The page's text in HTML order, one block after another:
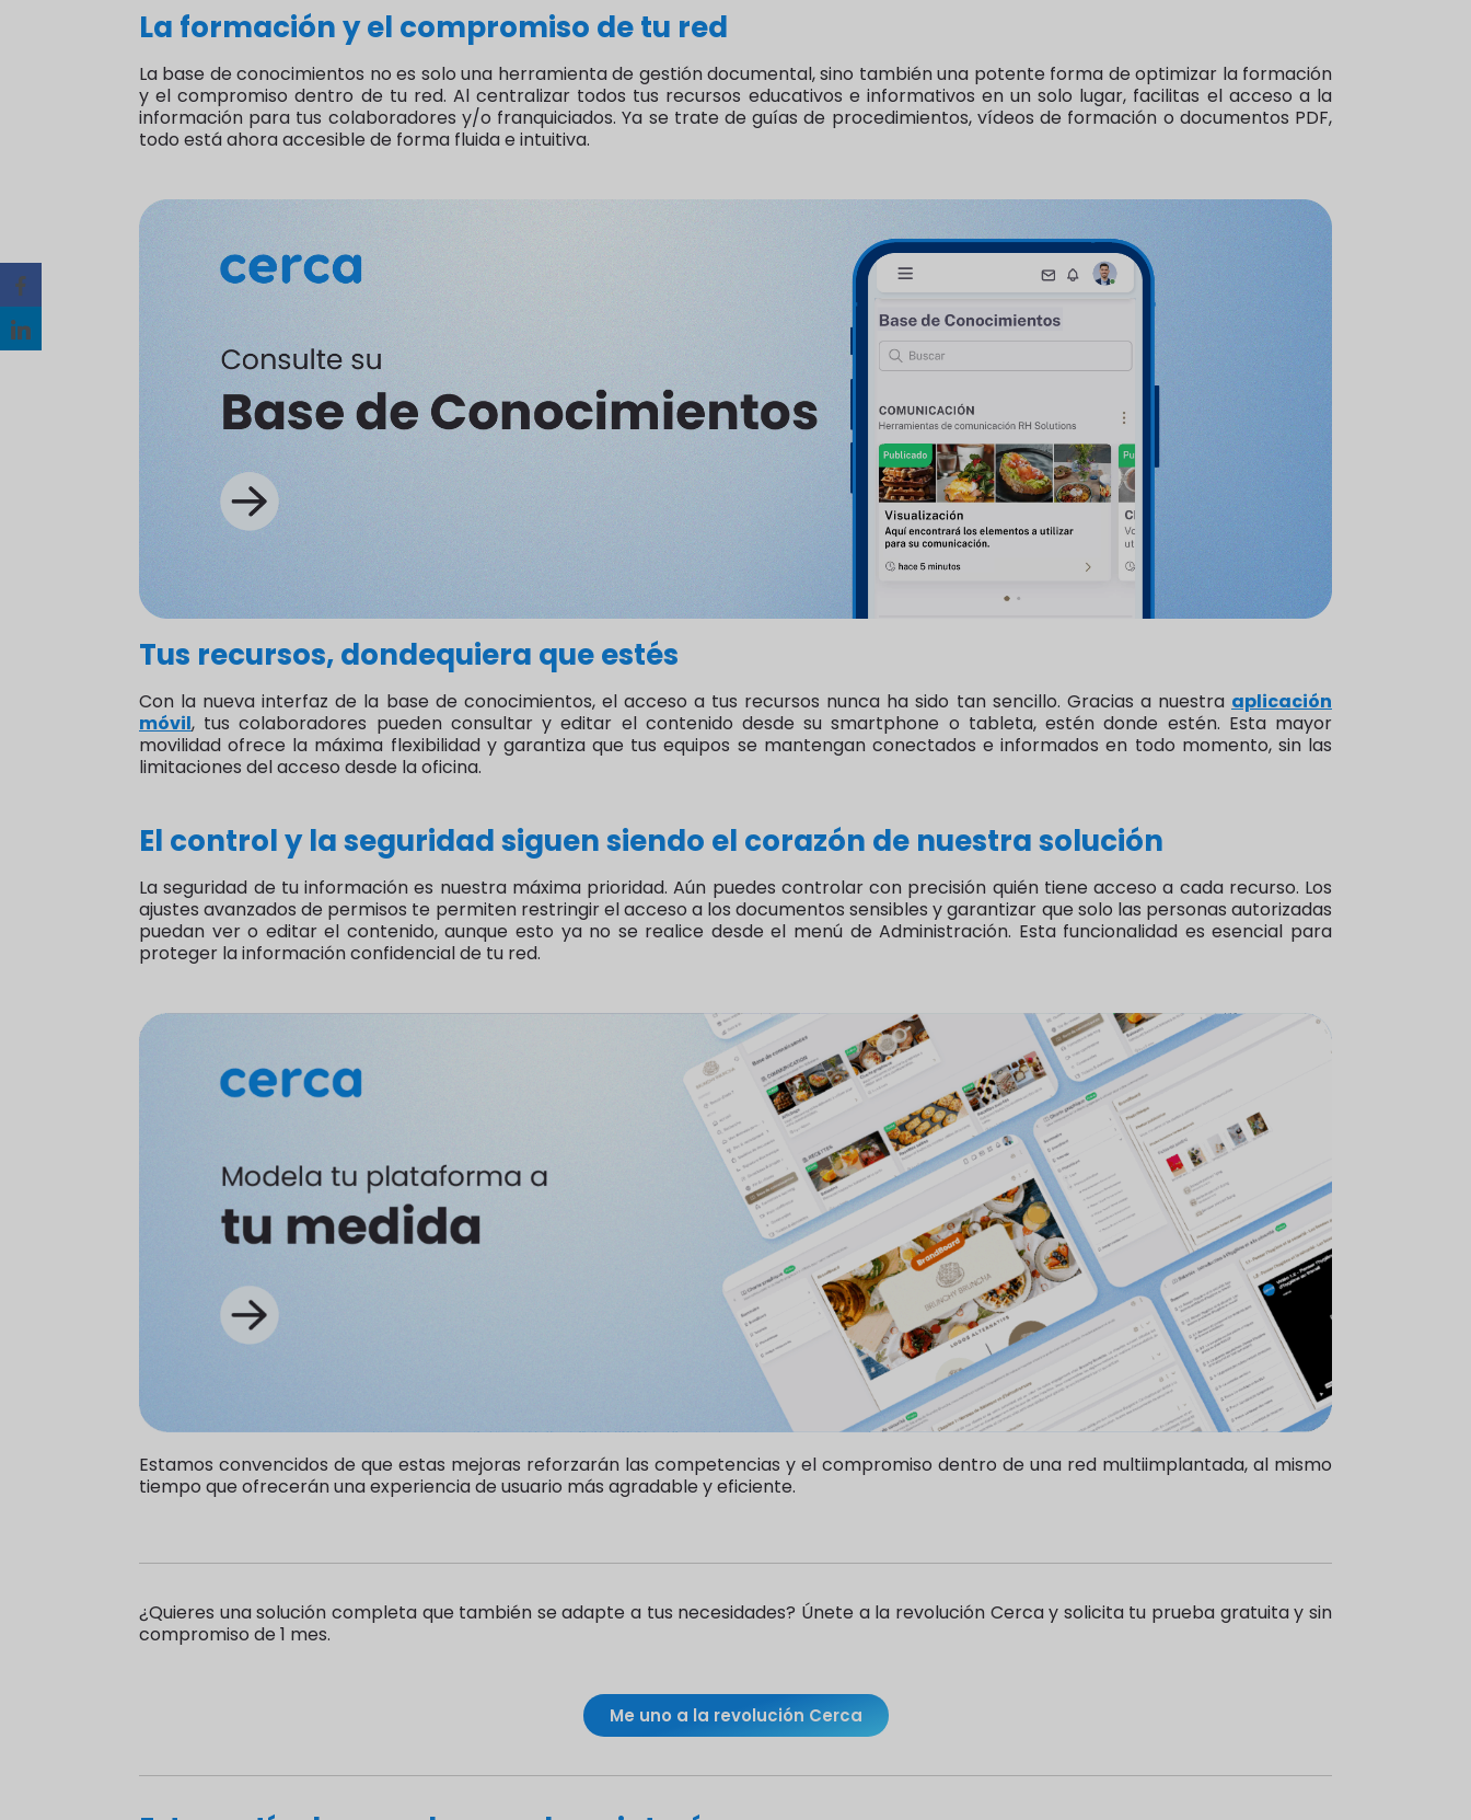
La formación y el compromiso de tu red
La base de conocimientos no es solo una herramienta de gestión documental, sino también una potente forma de optimizar la formación
y el compromiso dentro de tu red. Al centralizar todos tus recursos educativos e informativos en un solo lugar, facilitas el acceso a la
información para tus colaboradores y/o franquiciados. Ya se trate de guías de procedimientos, vídeos de formación o documentos PDF,
todo está ahora accesible de forma fluida e intuitiva.
Tus recursos, dondequiera que estés
Con la nueva interfaz de la base de conocimientos, el acceso a tus recursos nunca ha sido tan sencillo. Gracias a nuestra aplicación
móvil, tus colaboradores pueden consultar y editar el contenido desde su smartphone o tableta, estén donde estén. Esta mayor
movilidad ofrece la máxima flexibilidad y garantiza que tus equipos se mantengan conectados e informados en todo momento, sin las
limitaciones del acceso desde la oficina.
El control y la seguridad siguen siendo el corazón de nuestra solución
La seguridad de tu información es nuestra máxima prioridad. Aún puedes controlar con precisión quién tiene acceso a cada recurso. Los
ajustes avanzados de permisos te permiten restringir el acceso a los documentos sensibles y garantizar que solo las personas autorizadas
puedan ver o editar el contenido, aunque esto ya no se realice desde el menú de Administración. Esta funcionalidad es esencial para
proteger la información confidencial de tu red.
Estamos convencidos de que estas mejoras reforzarán las competencias y el compromiso dentro de una red multiimplantada, al mismo
tiempo que ofrecerán una experiencia de usuario más agradable y eficiente.
¿Quieres una solución completa que también se adapte a tus necesidades? Únete a la revolución Cerca y solicita tu prueba gratuita y sin
compromiso de 1 mes.
Me uno a la revolución Cerca